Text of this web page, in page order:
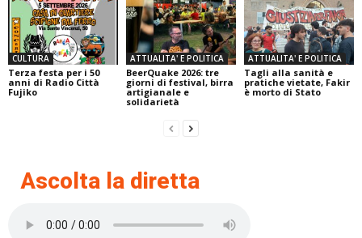
CULTURA
Terza festa per i 50
anni di Radio Città
Fujiko
ATTUALITA' E POLITICA
BeerQuake 2026: tre
giorni di festival, birra
artigianale e
solidarietà
ATTUALITA' E POLITICA
Tagli alla sanità e
pratiche vietate, Fakir
è morto di Stato
Ascolta la diretta